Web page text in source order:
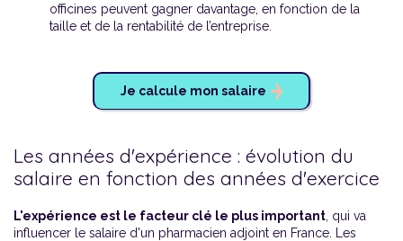
officines peuvent gagner davantage, en fonction de la
taille et de la rentabilité de l’entreprise.
Je calcule mon salaire
Les années d'expérience : évolution du
salaire en fonction des années d'exercice
L'expérience est le facteur clé le plus important , qui va
influencer le salaire d'un pharmacien adjoint en France. Les